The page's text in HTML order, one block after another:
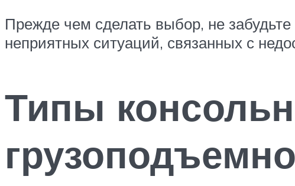
Прежде чем сделать выбор, не
неприятных ситуаций, связанных с
Типы